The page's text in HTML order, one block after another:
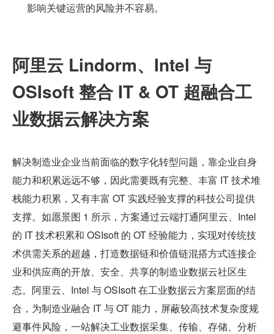
影响关键运营的风险并不容易。
阿里云 Lindorm、Intel 与
OSIsoft 整合 IT & OT 超融合工
业数据云解决方案
解决制造业企业当前面临的数字化转型问题，靠企业自身
能力和积累远远不够，因此需要既有完整、丰富 IT 技术堆
栈能力积累，又有丰富 OT 实践经验支撑的科技公司提供
支撑。如愿景图 1 所示，方案通过云端打通阿里云、Intel
的 IT 技术积累和 OSIsoft 的 OT 经验能力，实现对传统技
术供需关系的超越，打造数据链和价值链混搭方式连接企
业和供应商的开放、安全、共享的制造业数据云社区生
态。阿里云、Intel 与 OSIsoft 在工业数据云方案层面的结
合，为制造业融合 IT 与 OT 能力，屏蔽较高技术复杂度规
避事件风险，一站解决工业数据采集、传输、存储、分析